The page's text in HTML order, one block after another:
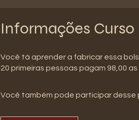
Informações Curso
Você tá aprender a fabricar essa
20 primeiras pessoas pagam 98,00
Você também pode participar desse